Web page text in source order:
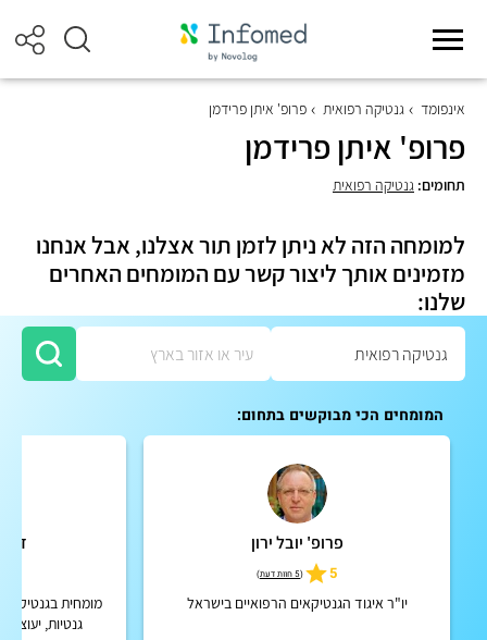
אינפומד גנטיקה רפואית פרופ' איתן פרידמן
פרופ' איתן פרידמן
תחומים: גנטיקה רפואית
למומחה הזה לא ניתן לזמן תור אצלנו, אבל אנחנו
מזמינים אותך ליצור קשר עם המומחים האחרים
שלנו:
המומחים הכי מבוקשים בתחום:
פרופ' יובל ירון
5
(5 חוות דעת )
יו"ר איגוד הגנטיקאים הרפואיים בישראל
ד"ר
מומחית בגנטיקה
גנטיות,